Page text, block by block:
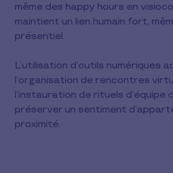
même des happy hours en
maintient un lien humain fort,
présentiel.
L’utilisation d’outils numériques
l’organisation de rencontres
l’instauration de rituels
préserver un sentiment
proximité.